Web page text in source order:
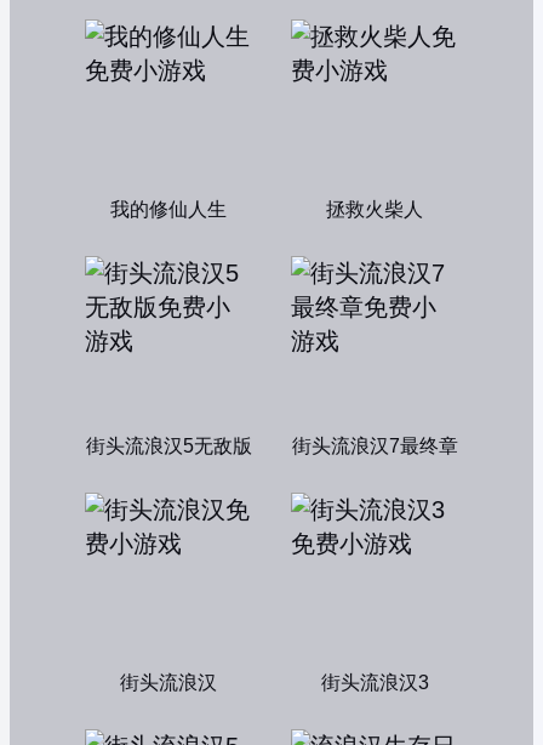
我的修仙人生 拯救火柴人
街头流浪汉5无敌版 街头流浪汉7最终章
街头流浪汉 街头流浪汉3